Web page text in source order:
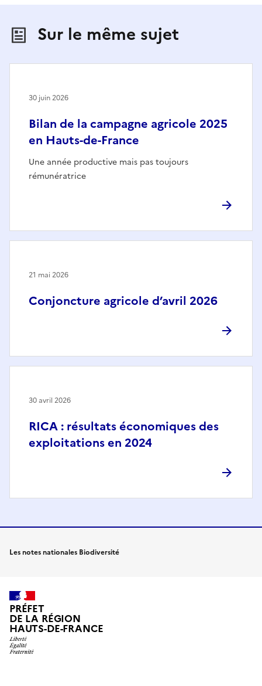
Sur le même sujet
Bilan de la campagne agricole 2025
en Hauts-de-France
Une année productive mais pas toujours
rémunératrice
30 juin 2026
Conjoncture agricole d’avril 2026
21 mai 2026
RICA : résultats économiques des
exploitations en 2024
30 avril 2026
Les notes nationales Biodiversité
PRÉFET
DE LA RÉGION
HAUTS-DE-FRANCE